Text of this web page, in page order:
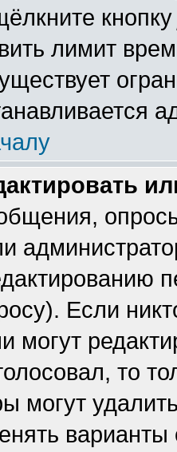
лимит
Если
могут
то
могут